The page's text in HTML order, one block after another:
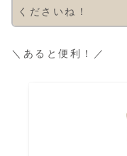
くださいね！
＼あると便利！／